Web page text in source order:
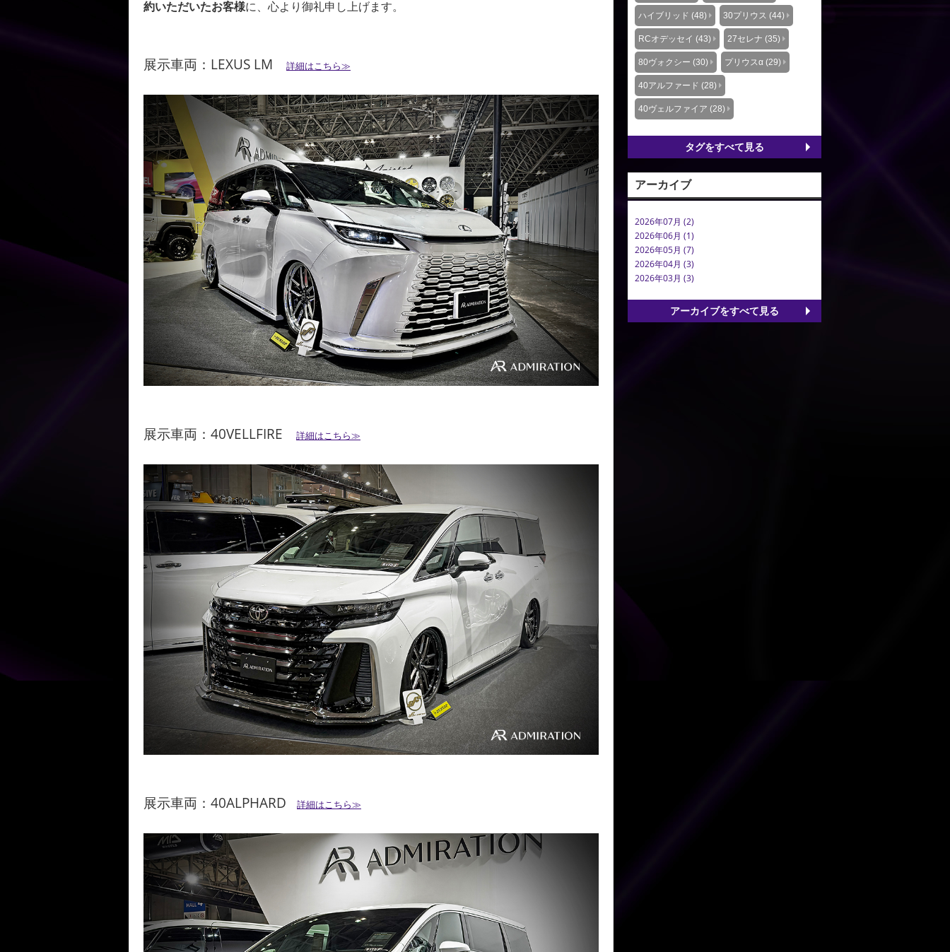
約いただいたお客様に、心より御礼申し上げます。
展示車両：LEXUS LM 詳細はこちら≫
展示車両：40VELLFIRE 詳細はこちら≫
展示車両：40ALPHARD 詳細はこちら≫
ハイブリッド (48) 30プリウス (44)
RCオデッセイ (43) 27セレナ (35)
80ヴォクシー (30) プリウスα (29)
40アルファード (28)
40ヴェルファイア (28)
タグをすべて見る
アーカイブ
2026年07月 (2)
2026年06月 (1)
2026年05月 (7)
2026年04月 (3)
2026年03月 (3)
アーカイブをすべて見る